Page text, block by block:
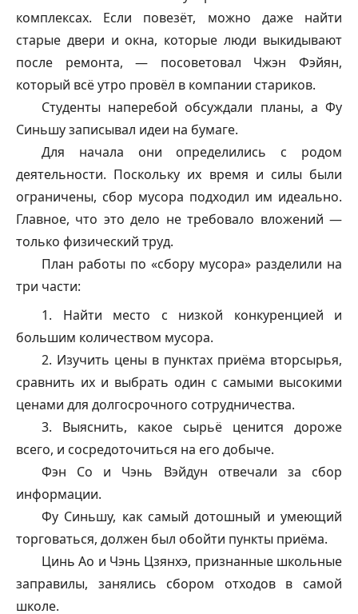
комплексах. Если повезёт, можно даже найти
старые двери и окна, которые люди выкидывают
после ремонта, — посоветовал Чжэн Фэйян,
который всё утро провёл в компании стариков.
Студенты наперебой обсуждали планы, а Фу
Синьшу записывал идеи на бумаге.
Для начала они определились с родом
деятельности. Поскольку их время и силы были
ограничены, сбор мусора подходил им идеально.
Главное, что это дело не требовало вложений —
только физический труд.
План работы по «сбору мусора» разделили на
три части:
1. Найти место с низкой конкуренцией и
большим количеством мусора.
2. Изучить цены в пунктах приёма вторсырья,
сравнить их и выбрать один с самыми высокими
ценами для долгосрочного сотрудничества.
3. Выяснить, какое сырьё ценится дороже
всего, и сосредоточиться на его добыче.
Фэн Со и Чэнь Вэйдун отвечали за сбор
информации.
Фу Синьшу, как самый дотошный и умеющий
торговаться, должен был обойти пункты приёма.
Цинь Ао и Чэнь Цзянхэ, признанные школьные
заправилы, занялись сбором отходов в самой
школе.